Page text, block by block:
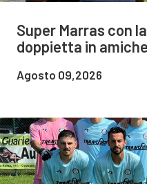
Super Marras con
doppietta in
Agosto 09,2026